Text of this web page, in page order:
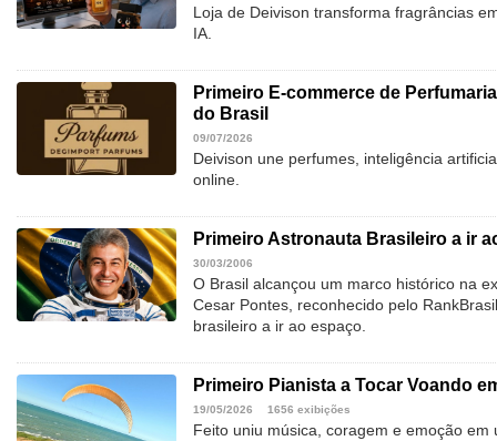
Loja de Deivison transforma fragrâncias
IA.
Primeiro E-commerce de
do Brasil
09/07/2026
Deivison une perfumes, inteligência
online.
Primeiro Astronauta Brasileiro a ir
30/03/2006
O Brasil alcançou um marco histórico na
Cesar Pontes, reconhecido pelo
brasileiro a ir ao espaço.
Primeiro Pianista a Tocar Voando
19/05/2026 1656 exibições
Feito uniu música, coragem e emoção